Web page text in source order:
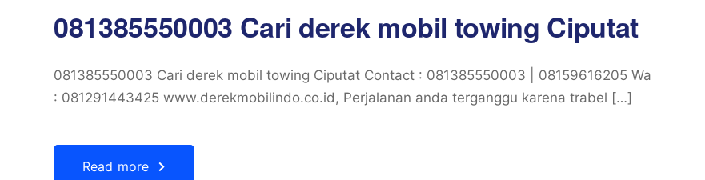
081385550003 Cari derek mobil towing Ciputat
081385550003 Cari derek mobil towing Ciputat Contact : 081385550003 | 08159616205 Wa
: 081291443425 www.derekmobilindo.co.id, Perjalanan anda terganggu karena trabel […]
Read more